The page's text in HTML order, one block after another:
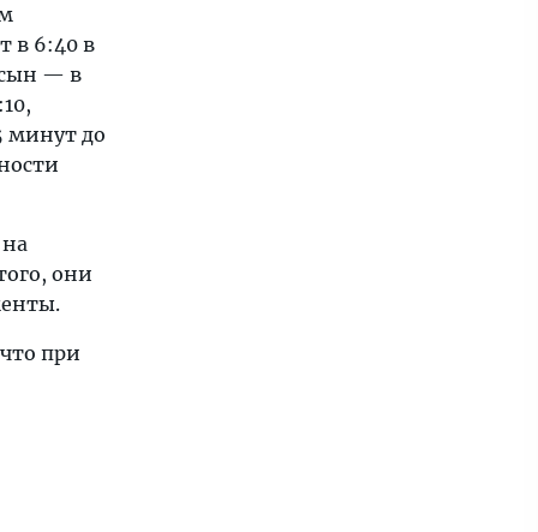
в 6:40 в
сын — в
минут до
они
при